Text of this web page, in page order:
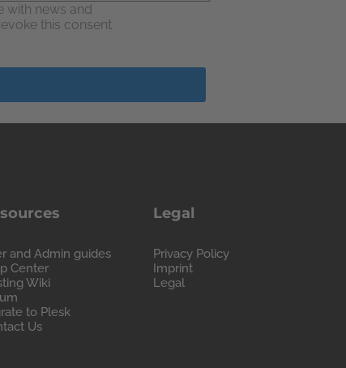
with news and
this consent
and Admin guides
Center
Wiki
to Plesk
Us
Legal
Privacy Policy
Imprint
Legal